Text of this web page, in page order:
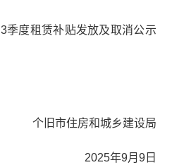
季度租赁补贴发放及取消公示
个旧市住房和城乡建设局
2025年9月9日